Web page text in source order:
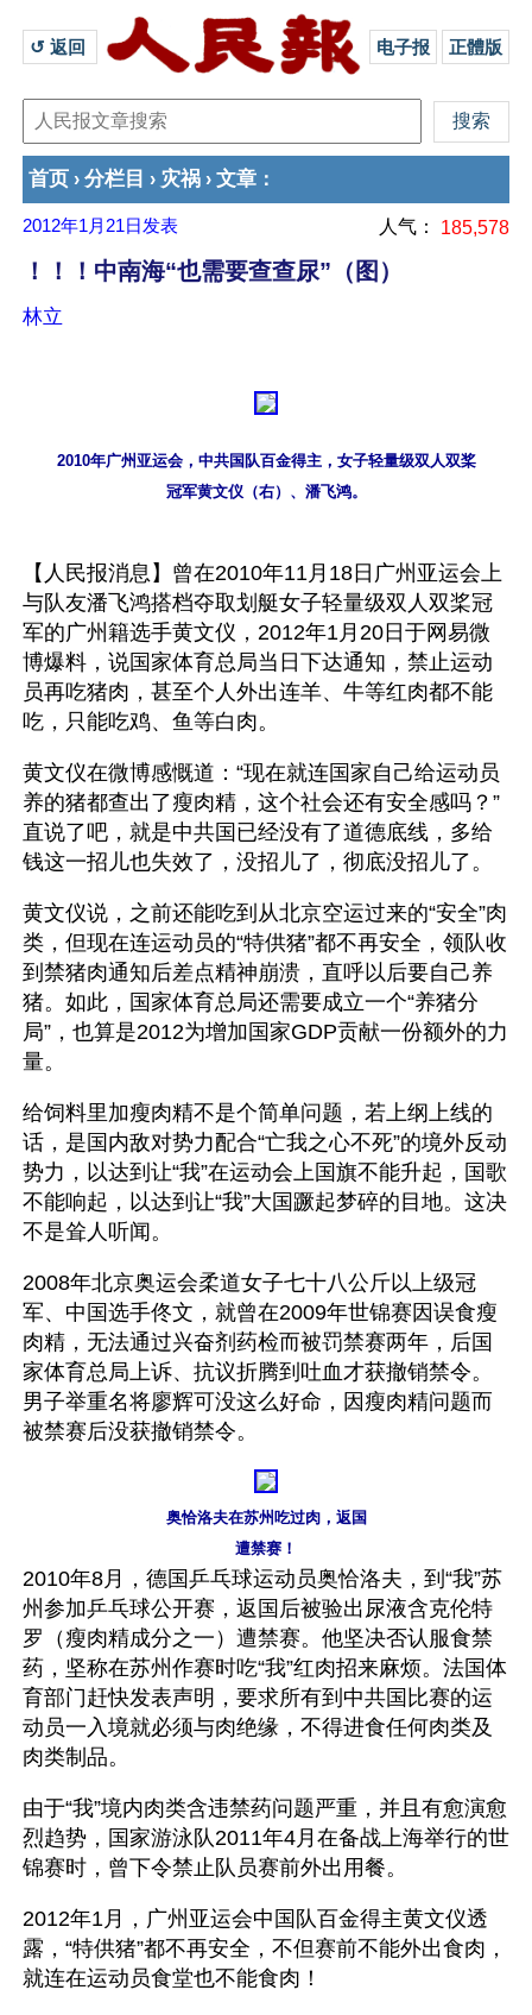
↺ 返回 电子报 正體版
首页 › 分栏目 › 灾祸 › 文章 ：
2012年1月21日 发表 人气： 185,578
！！！中南海“也需要查查尿”（图）
林立
2010年广州亚运会，中共国队百金得主，女子轻量级双人双桨
冠军黄文仪（右）、潘飞鸿。
【人民报消息】曾在2010年11月18日广州亚运会上
与队友潘飞鸿搭档夺取划艇女子轻量级双人双桨冠
军的广州籍选手黄文仪，2012年1月20日于网易微
博爆料，说国家体育总局当日下达通知，禁止运动
员再吃猪肉，甚至个人外出连羊、牛等红肉都不能
吃，只能吃鸡、鱼等白肉。
黄文仪在微博感慨道：“现在就连国家自己给运动员
养的猪都查出了瘦肉精，这个社会还有安全感吗？”
直说了吧，就是中共国已经没有了道德底线，多给
钱这一招儿也失效了，没招儿了，彻底没招儿了。
黄文仪说，之前还能吃到从北京空运过来的“安全”肉
类，但现在连运动员的“特供猪”都不再安全，领队收
到禁猪肉通知后差点精神崩溃，直呼以后要自己养
猪。如此，国家体育总局还需要成立一个“养猪分
局”，也算是2012为增加国家GDP贡献一份额外的力
量。
给饲料里加瘦肉精不是个简单问题，若上纲上线的
话，是国内敌对势力配合“亡我之心不死”的境外反动
势力，以达到让“我”在运动会上国旗不能升起，国歌
不能响起，以达到让“我”大国蹶起梦碎的目地。这决
不是耸人听闻。
2008年北京奥运会柔道女子七十八公斤以上级冠
军、中国选手佟文，就曾在2009年世锦赛因误食瘦
肉精，无法通过兴奋剂药检而被罚禁赛两年，后国
家体育总局上诉、抗议折腾到吐血才获撤销禁令。
男子举重名将廖辉可没这么好命，因瘦肉精问题而
被禁赛后没获撤销禁令。
奥恰洛夫在苏州吃过肉，返国
遭禁赛！
2010年8月，德国乒乓球运动员奥恰洛夫，到“我”苏
州参加乒乓球公开赛，返国后被验出尿液含克伦特
罗（瘦肉精成分之一）遭禁赛。他坚决否认服食禁
药，坚称在苏州作赛时吃“我”红肉招来麻烦。法国体
育部门赶快发表声明，要求所有到中共国比赛的运
动员一入境就必须与肉绝缘，不得进食任何肉类及
肉类制品。
由于“我”境内肉类含违禁药问题严重，并且有愈演愈
烈趋势，国家游泳队2011年4月在备战上海举行的世
锦赛时，曾下令禁止队员赛前外出用餐。
2012年1月，广州亚运会中国队百金得主黄文仪透
露，“特供猪”都不再安全，不但赛前不能外出食肉，
就连在运动员食堂也不能食肉！